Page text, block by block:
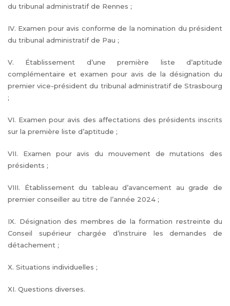
du tribunal administratif de Rennes ;
IV. Examen pour avis conforme de la nomination du président
du tribunal administratif de Pau ;
V. Établissement d’une première liste d’aptitude
complémentaire et examen pour avis de la désignation du
premier vice-président du tribunal administratif de Strasbourg
;
VI. Examen pour avis des affectations des présidents inscrits
sur la première liste d’aptitude ;
VII. Examen pour avis du mouvement de mutations des
présidents ;
VIII. Établissement du tableau d’avancement au grade de
premier conseiller au titre de l’année 2024 ;
IX. Désignation des membres de la formation restreinte du
Conseil supérieur chargée d’instruire les demandes de
détachement ;
X. Situations individuelles ;
XI. Questions diverses.